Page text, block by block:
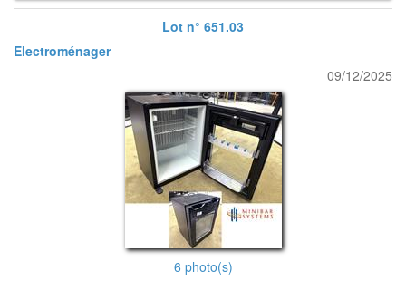
Lot n° 651.03
Electroménager
09/12/2025
6 photo(s)